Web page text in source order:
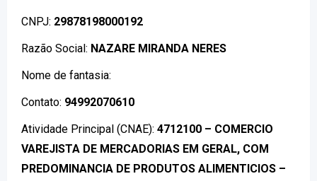
CNPJ: 29878198000192
Razão Social: NAZARE MIRANDA NERES
Nome de fantasia:
Contato: 94992070610
Atividade Principal (CNAE): 4712100 – COMERCIO
VAREJISTA DE MERCADORIAS EM GERAL, COM
PREDOMINANCIA DE PRODUTOS ALIMENTICIOS –